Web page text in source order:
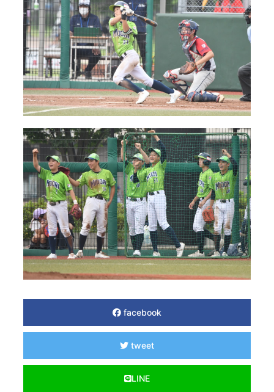
facebook
tweet
LINE